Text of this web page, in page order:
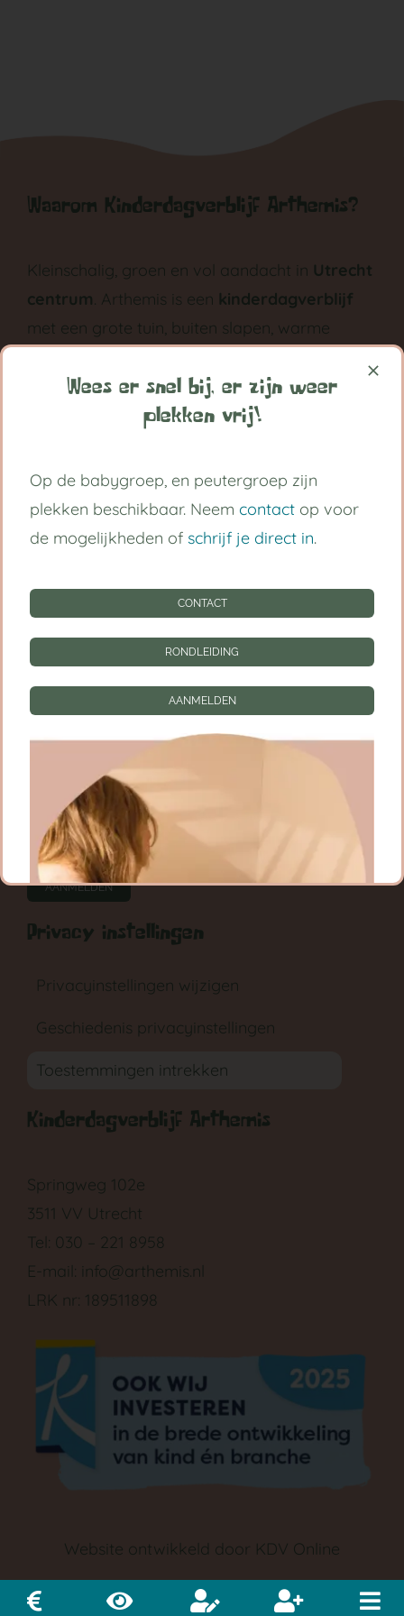
Waarom Kinderdagverblijf Arthemis?
Kleinschalig, groen en vol aandacht in Utrecht
centrum. Arthemis is een kinderdagverblijf
met een grote tuin, buiten slapen, warme
ontwikkeling groeit ieder kind bij Arthemis
grootst in vertrouwen.
Kinderdagverblijf Utrecht Centrum
Tarieven
Informatie
CONTACT
RONDLEIDING
AANMELDEN
Privacy instellingen
Privacyinstellingen wijzigen
Geschiedenis privacyinstellingen
Toestemmingen intrekken
Kinderdagverblijf Arthemis
Springweg 102e
3511 VV Utrecht
Tel: 030 – 221 8958
E-mail: info@arthemis.nl
LRK nr: 189511898
Website ontwikkeld door KDV Online
Wees er snel bij, er zijn weer
plekken vrij!
Op de babygroep, en peutergroep zijn
plekken beschikbaar. Neem contact op voor
de mogelijkheden of schrijf je direct in.
CONTACT
RONDLEIDING
AANMELDEN
GA NAAR DE BABYGROEP
GA NAAR DE PEUTERGROEP